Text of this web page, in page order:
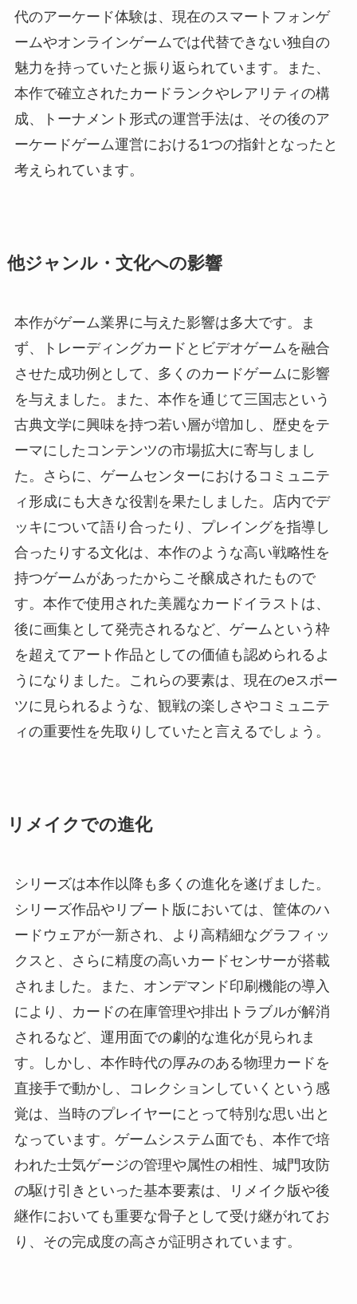
代のアーケード体験は、現在のスマートフォンゲ
ームやオンラインゲームでは代替できない独自の
魅力を持っていたと振り返られています。また、
本作で確立されたカードランクやレアリティの構
成、トーナメント形式の運営手法は、その後のア
ーケードゲーム運営における1つの指針となったと
考えられています。
他ジャンル・文化への影響
本作がゲーム業界に与えた影響は多大です。ま
ず、トレーディングカードとビデオゲームを融合
させた成功例として、多くのカードゲームに影響
を与えました。また、本作を通じて三国志という
古典文学に興味を持つ若い層が増加し、歴史をテ
ーマにしたコンテンツの市場拡大に寄与しまし
た。さらに、ゲームセンターにおけるコミュニテ
ィ形成にも大きな役割を果たしました。店内でデ
ッキについて語り合ったり、プレイングを指導し
合ったりする文化は、本作のような高い戦略性を
持つゲームがあったからこそ醸成されたもので
す。本作で使用された美麗なカードイラストは、
後に画集として発売されるなど、ゲームという枠
を超えてアート作品としての価値も認められるよ
うになりました。これらの要素は、現在のeスポー
ツに見られるような、観戦の楽しさやコミュニテ
ィの重要性を先取りしていたと言えるでしょう。
リメイクでの進化
シリーズは本作以降も多くの進化を遂げました。
シリーズ作品やリブート版においては、筐体のハ
ードウェアが一新され、より高精細なグラフィッ
クスと、さらに精度の高いカードセンサーが搭載
されました。また、オンデマンド印刷機能の導入
により、カードの在庫管理や排出トラブルが解消
されるなど、運用面での劇的な進化が見られま
す。しかし、本作時代の厚みのある物理カードを
直接手で動かし、コレクションしていくという感
覚は、当時のプレイヤーにとって特別な思い出と
なっています。ゲームシステム面でも、本作で培
われた士気ゲージの管理や属性の相性、城門攻防
の駆け引きといった基本要素は、リメイク版や後
継作においても重要な骨子として受け継がれてお
り、その完成度の高さが証明されています。